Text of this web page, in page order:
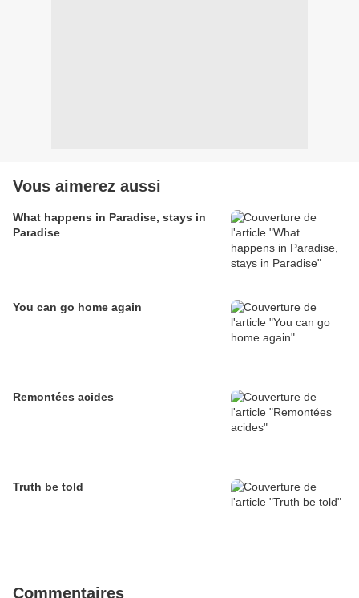
Vous aimerez aussi
What happens in Paradise, stays in
Paradise
You can go home again
Remontées acides
Truth be told
Commentaires